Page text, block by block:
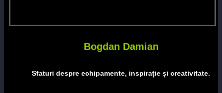
Bogdan Damian
Sfaturi despre echipamente, inspirație și creativitate.